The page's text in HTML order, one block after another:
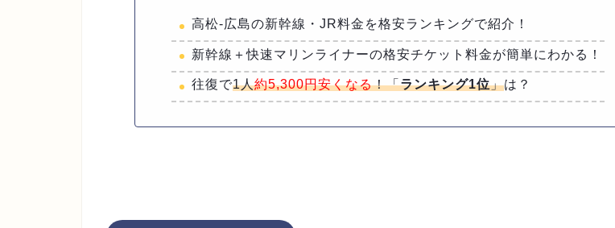
高松-広島の新幹線・JR料金を格安ランキングで紹介！
新幹線＋快速マリンライナーの格安チケット料金が簡単にわかる！
往復で1人約5,300円安くなる！「ランキング1位」は？